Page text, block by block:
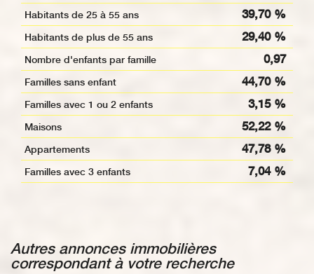
Habitants de 25 à 55 ans 39,70 %
Habitants de plus de 55 ans 29,40 %
Nombre d'enfants par famille 0,97
Familles sans enfant 44,70 %
Familles avec 1 ou 2 enfants 3,15 %
Maisons 52,22 %
Appartements 47,78 %
Familles avec 3 enfants 7,04 %
autres annonces immobilières
correspondant à votre recherche